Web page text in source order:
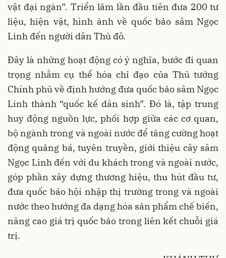
vật đại ngàn”. Triển lãm lần đầu tiên đưa 200 tư
liệu, hiện vật, hình ảnh về quốc bảo sâm Ngọc
Linh đến người dân Thủ đô.
Đây là những hoạt động có ý nghĩa, bước đi quan
trọng nhằm cụ thể hóa chỉ đạo của Thủ tướng
Chính phủ về định hướng đưa quốc bảo sâm Ngọc
Linh thành “quốc kế dân sinh”. Đó là, tập trung
huy động nguồn lực, phối hợp giữa các cơ quan,
bộ ngành trong và ngoài nước để tăng cường hoạt
động quảng bá, tuyên truyền, giới thiệu cây sâm
Ngọc Linh đến với du khách trong và ngoài nước,
góp phần xây dựng thương hiệu, thu hút đầu tư,
đưa quốc bảo hội nhập thị trường trong và ngoài
nước theo hướng đa dạng hóa sản phẩm chế biến,
nâng cao giá trị quốc bảo trong liên kết chuỗi giá
trị.